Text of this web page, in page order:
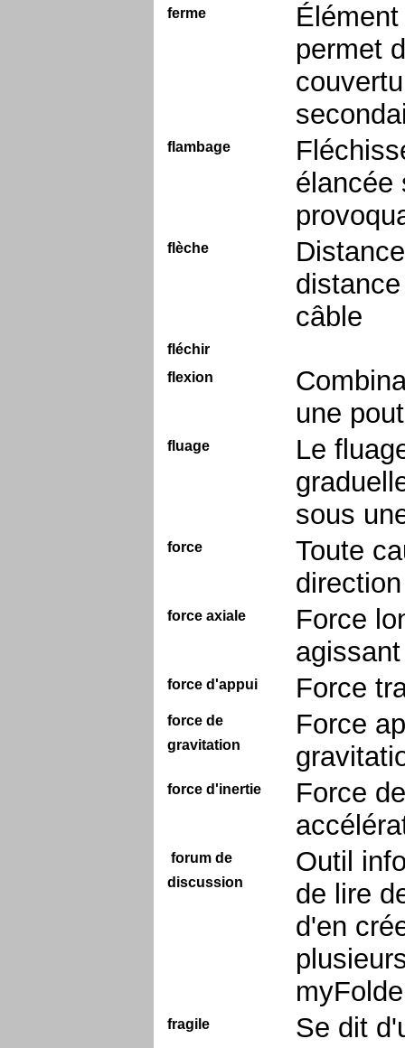
ferme
permet
flambage
élancée
flèche
câble
fléchir
flexion
une
fluage
Le
sous
force
Toute
force axiale
Force
force d'appui Force
force de
gravitation
Force
force d'inertie
Force
forum de
discussion
Outil
de lire
d'en
fragile
Se dit